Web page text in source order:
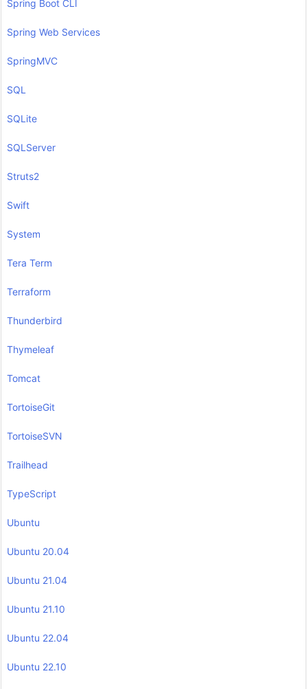
Spring Boot CLI
Spring Web Services
SpringMVC
SQL
SQLite
SQLServer
Struts2
Swift
System
Tera Term
Terraform
Thunderbird
Thymeleaf
Tomcat
TortoiseGit
TortoiseSVN
Trailhead
TypeScript
Ubuntu
Ubuntu 20.04
Ubuntu 21.04
Ubuntu 21.10
Ubuntu 22.04
Ubuntu 22.10